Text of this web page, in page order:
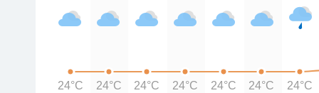
24°C 24°C 24°C 24°C 24°C 24°C 24°C